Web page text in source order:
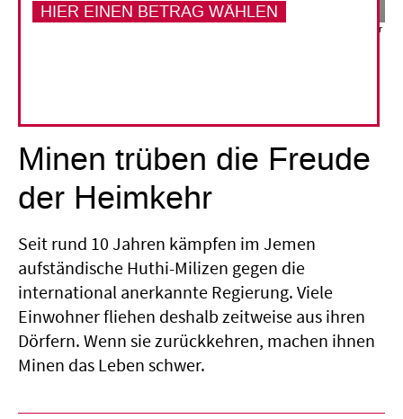
Das Prothesen- und Rehabilitationszentrum in Taiz versorgt Menschen, die aufgrund der
Minen trüben die Freude
der Heimkehr
Seit rund 10 Jahren kämpfen im Jemen
aufständische Huthi-Milizen gegen die
international anerkannte Regierung. Viele
Einwohner fliehen deshalb zeitweise aus ihren
Dörfern. Wenn sie zurückkehren, machen ihnen
Minen das Leben schwer.
HIER EINEN BETRAG WÄHLEN